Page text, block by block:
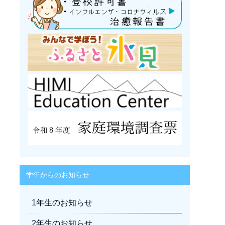
学年からのお知らせ
1年生のお知らせ
2年生のお知らせ